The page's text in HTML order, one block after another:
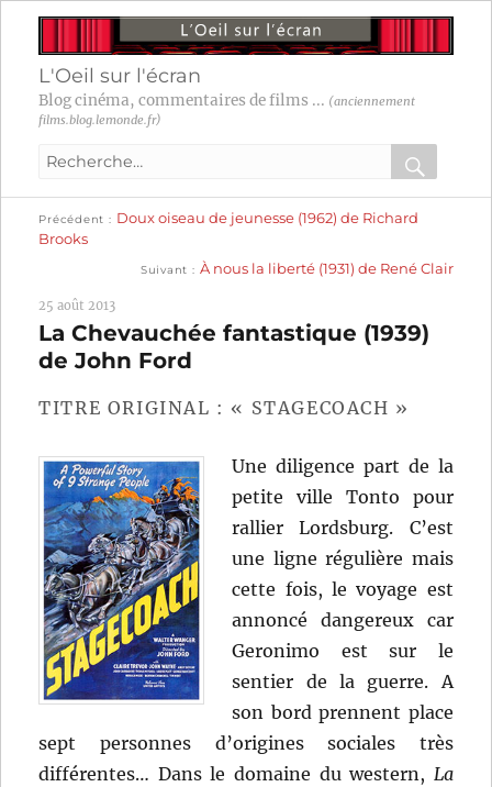
L'Oeil sur l'écran
Blog cinéma, commentaires de films ... (anciennement
films.blog.lemonde.fr)
Recherche
:
OK
Navigation
l’article
Précédent
précédente :
Doux oiseau de jeunesse (1962) de Richard
Brooks
Suivant
Publication
suivante :
À nous la liberté (1931) de René Clair
25 août 2013
La Chevauchée fantastique (1939)
de John Ford
TITRE ORIGINAL : « STAGECOACH »
Une diligence part de la
petite ville Tonto pour
rallier Lordsburg. C’est
une ligne régulière mais
cette fois, le voyage est
annoncé dangereux car
Geronimo est sur le
sentier de la guerre. A
son bord prennent place
sept personnes d’origines sociales très
différentes… Dans le domaine du western, La